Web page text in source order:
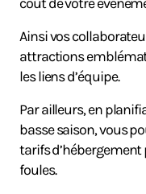
Ainsi vos
attractions
les liens d’équipe.
Par ailleurs, en
basse saison, vous
tarifs
foules.